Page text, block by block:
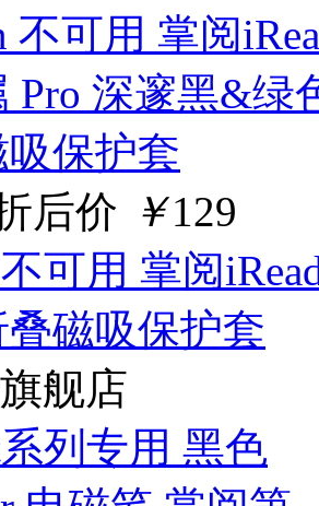
后价 ￥129
不可用 掌阅
磁吸保护套
舰店